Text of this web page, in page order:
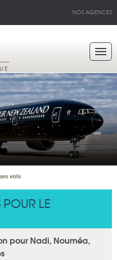
NOS AGENCES
vols
LE
pour Nadi, Nouméa,